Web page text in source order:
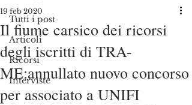
Tutti i post
Articoli
Ricorsi
Interviste
Il fiume carsico dei ricorsi
degli iscritti di TRA-
ME:annullato nuovo concorso
per associato a UNIFI
19 feb 2020